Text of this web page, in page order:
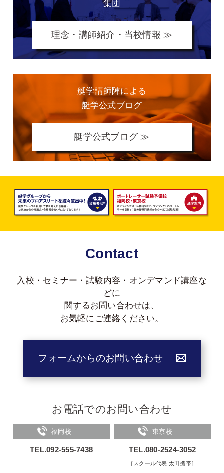
集団
理念・講師紹介・当校情報 ≫
艇学講師陣による
艇学公式ブログ
艇学公式ブログ ≫
Contact
入校・セミナー・試験内容・オンデマンド講座な
どに
関するお問い合わせは、
お気軽にご連絡ください。
フォームからのお問い合わせ
お電話でのお問い合わせ
福岡校
TEL.092-555-7438
東京校
TEL.080-2524-3052
［スクール代表 太田携帯］